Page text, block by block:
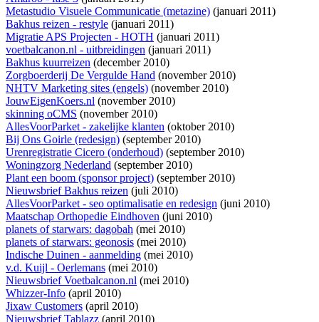
Metastudio Visuele Communicatie (metazine) (januari 2011)
Bakhus reizen - restyle (januari 2011)
Migratie APS Projecten - HOTH (januari 2011)
voetbalcanon.nl - uitbreidingen (januari 2011)
Bakhus kuurreizen (december 2010)
Zorgboerderij De Vergulde Hand (november 2010)
NHTV Marketing sites (engels) (november 2010)
JouwEigenKoers.nl (november 2010)
skinning oCMS (november 2010)
AllesVoorParket - zakelijke klanten (oktober 2010)
Bij Ons Goirle (redesign) (september 2010)
Urenregistratie Cicero (onderhoud) (september 2010)
Woningzorg Nederland (september 2010)
Plant een boom (sponsor project) (september 2010)
Nieuwsbrief Bakhus reizen (juli 2010)
AllesVoorParket - seo optimalisatie en redesign (juni 2010)
Maatschap Orthopedie Eindhoven (juni 2010)
planets of starwars: dagobah (mei 2010)
planets of starwars: geonosis (mei 2010)
Indische Duinen - aanmelding (mei 2010)
v.d. Kuijl - Oerlemans (mei 2010)
Nieuwsbrief Voetbalcanon.nl (mei 2010)
Whizzer-Info (april 2010)
Jixaw Customers (april 2010)
Nieuwsbrief Tablazz (april 2010)